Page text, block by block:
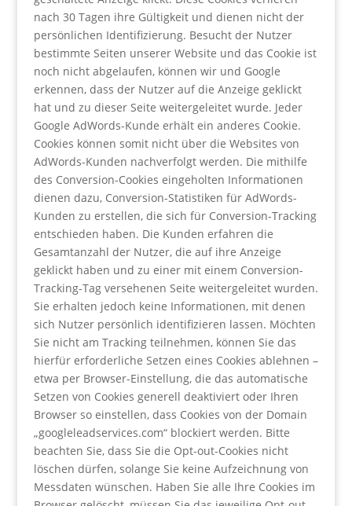
nach 30 Tagen ihre Gültigkeit und dienen nicht der
persönlichen Identifizierung. Besucht der Nutzer
bestimmte Seiten unserer Website und das Cookie ist
noch nicht abgelaufen, können wir und Google
erkennen, dass der Nutzer auf die Anzeige geklickt
hat und zu dieser Seite weitergeleitet wurde. Jeder
Google AdWords-Kunde erhält ein anderes Cookie.
Cookies können somit nicht über die Websites von
AdWords-Kunden nachverfolgt werden. Die mithilfe
des Conversion-Cookies eingeholten Informationen
dienen dazu, Conversion-Statistiken für AdWords-
Kunden zu erstellen, die sich für Conversion-Tracking
entschieden haben. Die Kunden erfahren die
Gesamtanzahl der Nutzer, die auf ihre Anzeige
geklickt haben und zu einer mit einem Conversion-
Tracking-Tag versehenen Seite weitergeleitet wurden.
Sie erhalten jedoch keine Informationen, mit denen
sich Nutzer persönlich identifizieren lassen. Möchten
Sie nicht am Tracking teilnehmen, können Sie das
hierfür erforderliche Setzen eines Cookies ablehnen –
etwa per Browser-Einstellung, die das automatische
Setzen von Cookies generell deaktiviert oder Ihren
Browser so einstellen, dass Cookies von der Domain
„googleleadservices.com“ blockiert werden. Bitte
beachten Sie, dass Sie die Opt-out-Cookies nicht
löschen dürfen, solange Sie keine Aufzeichnung von
Messdaten wünschen. Haben Sie alle Ihre Cookies im